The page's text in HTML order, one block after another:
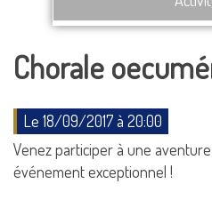
Chorale
Le 18/09/2017 à 20:00
Venez participer à une
événement exceptionnel !